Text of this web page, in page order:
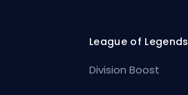
League of Legends
Division Boost